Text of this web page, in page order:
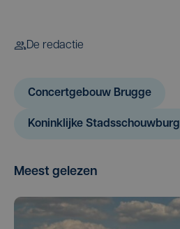
De redactie
Concertgebouw Brugge
Koninklijke Stadsschouwburg
Meest gelezen